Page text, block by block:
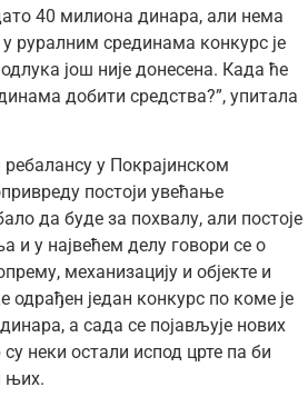
40 милиона динара, али нема
руралним срединама конкурс је
још није донесена. Када ће
добити средства?”, упитала
у Покрајинском
постоји увећање
да буде за похвалу, али постоје
у највећем делу говори се о
механизацију и објекте и
одрађен један конкурс по коме је
а сада се појављује нових
неки остали испод црте па би
њих.